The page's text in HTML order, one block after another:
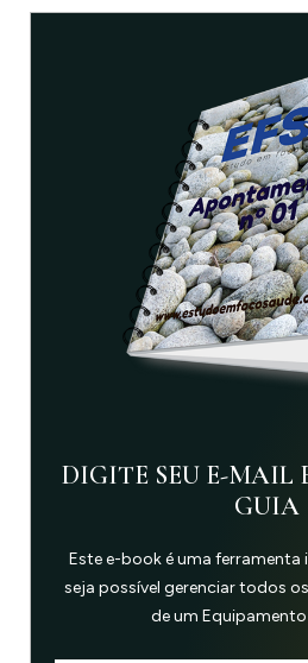
DIGITE SEU E-MAIL
GUIA
Este e-book é uma
seja possível gerenciar todos
de um